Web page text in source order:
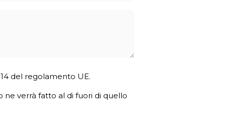
del regolamento UE.
ne verrà fatto al di fuori di quello